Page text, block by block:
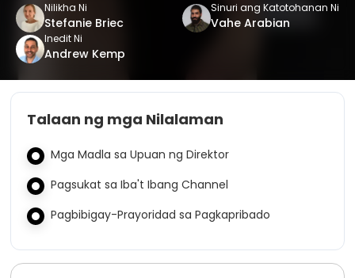
Nilikha Ni
Stefanie Briec
Sinuri ang Katotohanan Ni
Vahe Arabian
Inedit Ni
Andrew Kemp
Talaan ng mga Nilalaman
Mga Madla sa Upuan ng Direktor
Pagsukat sa Iba't Ibang Channel
Pagbibigay-Prayoridad sa Pagkapribado